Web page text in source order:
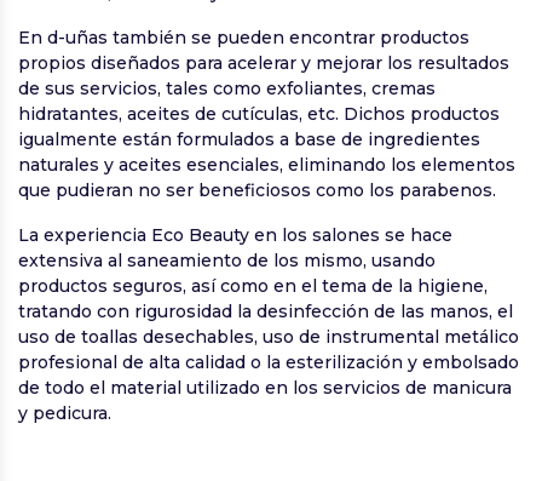
En d-uñas también se pueden encontrar productos
propios diseñados para acelerar y mejorar los resultados
de sus servicios, tales como exfoliantes, cremas
hidratantes, aceites de cutículas, etc. Dichos productos
igualmente están formulados a base de ingredientes
naturales y aceites esenciales, eliminando los elementos
que pudieran no ser beneficiosos como los parabenos.
La experiencia Eco Beauty en los salones se hace
extensiva al saneamiento de los mismo, usando
productos seguros, así como en el tema de la higiene,
tratando con rigurosidad la desinfección de las manos, el
uso de toallas desechables, uso de instrumental metálico
profesional de alta calidad o la esterilización y embolsado
de todo el material utilizado en los servicios de manicura
y pedicura.